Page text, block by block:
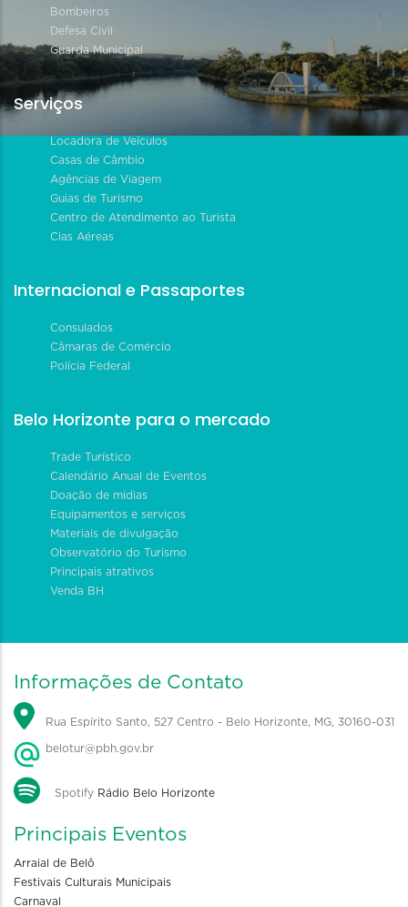
Bombeiros
Defesa Civil
Guarda Municipal
Serviços
Locadora de Veículos
Casas de Câmbio
Agências de Viagem
Guias de Turismo
Centro de Atendimento ao Turista
Cias Aéreas
Internacional e Passaportes
Consulados
Câmaras de Comércio
Polícia Federal
Belo Horizonte para o mercado
Trade Turístico
Calendário Anual de Eventos
Doação de mídias
Equipamentos e serviços
Materiais de divulgação
Observatório do Turismo
Principais atrativos
Venda BH
Informações de Contato
Rua Espírito Santo, 527 Centro - Belo Horizonte, MG, 30160-031
belotur@pbh.gov.br
Spotify Rádio Belo Horizonte
Principais Eventos
Arraial de Belô
Festivais Culturais Municipais
Carnaval